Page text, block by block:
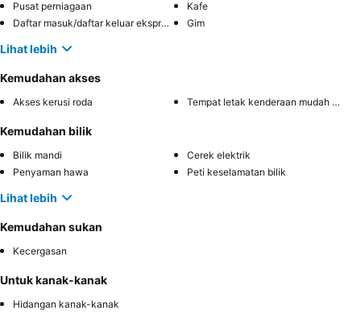
Pusat perniagaan
Kafe
Daftar masuk/daftar keluar ekspres
Gim
Lihat lebih
Kemudahan akses
Akses kerusi roda Tempat letak kenderaan mudah diakses
Kemudahan bilik
Bilik mandi
Cerek elektrik
Penyaman hawa
Peti keselamatan bilik
Lihat lebih
Kemudahan sukan
Kecergasan
Untuk kanak-kanak
Hidangan kanak-kanak